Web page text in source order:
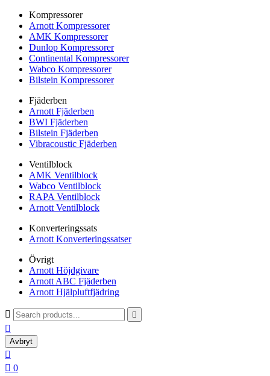
Kompressorer
Arnott Kompressorer
AMK Kompressorer
Dunlop Kompressorer
Continental Kompressorer
Wabco Kompressorer
Bilstein Kompressorer
Fjäderben
Arnott Fjäderben
BWI Fjäderben
Bilstein Fjäderben
Vibracoustic Fjäderben
Ventilblock
AMK Ventilblock
Wabco Ventilblock
RAPA Ventilblock
Arnott Ventilblock
Konverteringssats
Arnott Konverteringssatser
Övrigt
Arnott Höjdgivare
Arnott ABC Fjäderben
Arnott Hjälpluftfjädring
 

Avbryt

 0